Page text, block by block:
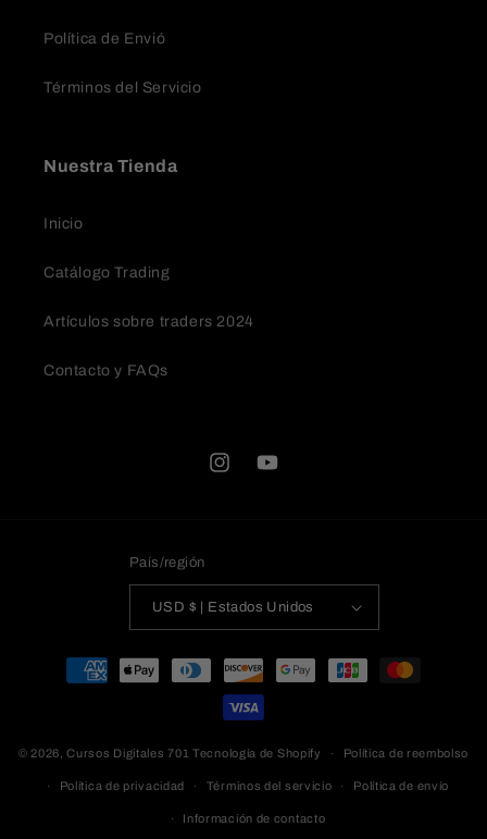
Política de Envió
Términos del Servicio
Nuestra Tienda
Inicio
Catálogo Trading
Artículos sobre traders 2024
Contacto y FAQs
InstagramYouTube
País/región
USD $ | Estados Unidos
Formas
© 2026,Cursos Digitales 701 Tecnología de Shopify Política de reembolso
Política de privacidad Términos del servicio Política de envío
Información de contacto